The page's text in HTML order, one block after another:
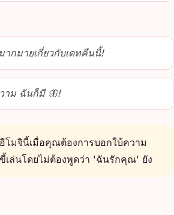
ากมายเกี่ยวกับเดทคืนนี้!
าม ฉันก็มี 🦋!
โมจินี้เมื่อคุณต้องการบอกใบ้ความ
เล่นโดยไม่ต้องพูดว่า 'ฉันรักคุณ' ยัง